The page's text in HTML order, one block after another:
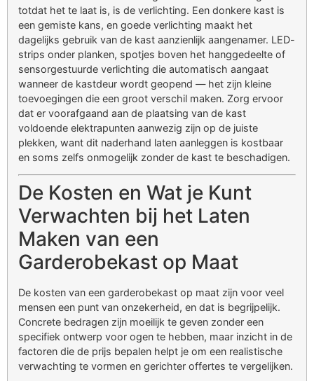
totdat het te laat is, is de verlichting. Een donkere kast is
een gemiste kans, en goede verlichting maakt het
dagelijks gebruik van de kast aanzienlijk aangenamer. LED-
strips onder planken, spotjes boven het hanggedeelte of
sensorgestuurde verlichting die automatisch aangaat
wanneer de kastdeur wordt geopend — het zijn kleine
toevoegingen die een groot verschil maken. Zorg ervoor
dat er voorafgaand aan de plaatsing van de kast
voldoende elektrapunten aanwezig zijn op de juiste
plekken, want dit naderhand laten aanleggen is kostbaar
en soms zelfs onmogelijk zonder de kast te beschadigen.
De Kosten en Wat je Kunt
Verwachten bij het Laten
Maken van een
Garderobekast op Maat
De kosten van een garderobekast op maat zijn voor veel
mensen een punt van onzekerheid, en dat is begrijpelijk.
Concrete bedragen zijn moeilijk te geven zonder een
specifiek ontwerp voor ogen te hebben, maar inzicht in de
factoren die de prijs bepalen helpt je om een realistische
verwachting te vormen en gerichter offertes te vergelijken.